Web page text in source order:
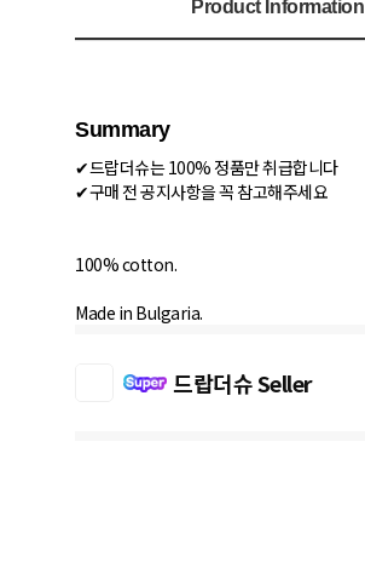
Product Information
Summary
✔드랍더슈는 100% 정품만 취급합니다
✔구매 전 공지사항을 꼭 참고해주세요
100% cotton.
Made in Bulgaria.
드랍더슈 Seller